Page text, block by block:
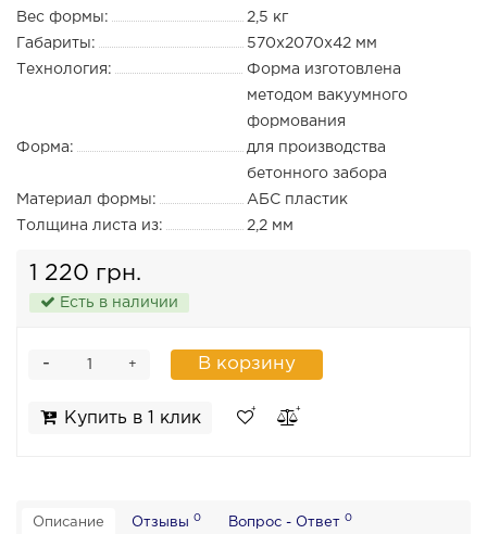
Вес формы:
2,5 кг
Габариты:
570х2070х42 мм
Технология:
Форма изготовлена
методом вакуумного
формования
Форма:
для производства
бетонного забора
Материал формы:
АБС пластик
Толщина листа из:
2,2 мм
1 220 грн.
Есть в наличии
+
- В корзину
Купить в 1 клик
Описание Отзывы 0 Вопрос - Ответ 0